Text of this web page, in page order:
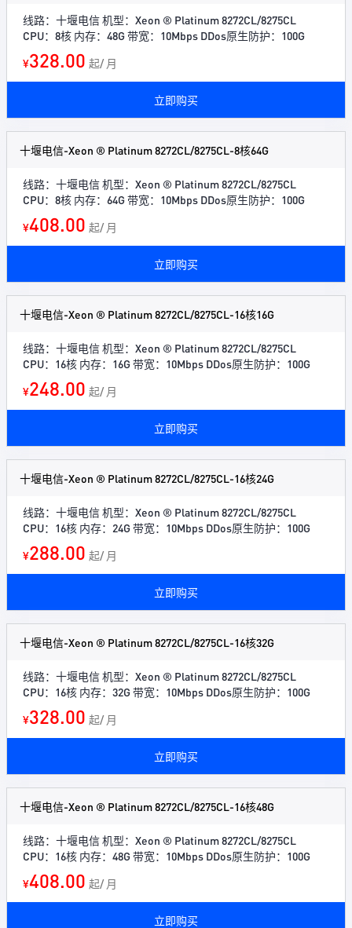
线路：十堰电信 机型：Xeon ® Platinum 8272CL/8275CL
CPU：8核 内存：48G 带宽：10Mbps DDos原生防护：100G
¥328.00 起/ 月
立即购买
十堰电信-Xeon ® Platinum 8272CL/8275CL-8核64G
线路：十堰电信 机型：Xeon ® Platinum 8272CL/8275CL
CPU：8核 内存：64G 带宽：10Mbps DDos原生防护：100G
¥408.00 起/ 月
立即购买
十堰电信-Xeon ® Platinum 8272CL/8275CL-16核16G
线路：十堰电信 机型：Xeon ® Platinum 8272CL/8275CL
CPU：16核 内存：16G 带宽：10Mbps DDos原生防护：100G
¥248.00 起/ 月
立即购买
十堰电信-Xeon ® Platinum 8272CL/8275CL-16核24G
线路：十堰电信 机型：Xeon ® Platinum 8272CL/8275CL
CPU：16核 内存：24G 带宽：10Mbps DDos原生防护：100G
¥288.00 起/ 月
立即购买
十堰电信-Xeon ® Platinum 8272CL/8275CL-16核32G
线路：十堰电信 机型：Xeon ® Platinum 8272CL/8275CL
CPU：16核 内存：32G 带宽：10Mbps DDos原生防护：100G
¥328.00 起/ 月
立即购买
十堰电信-Xeon ® Platinum 8272CL/8275CL-16核48G
线路：十堰电信 机型：Xeon ® Platinum 8272CL/8275CL
CPU：16核 内存：48G 带宽：10Mbps DDos原生防护：100G
¥408.00 起/ 月
立即购买